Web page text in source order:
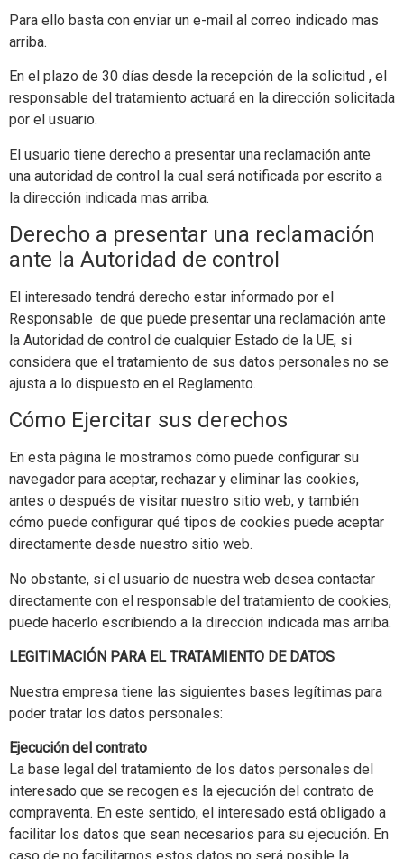
Para ello basta con enviar un e-mail al correo indicado mas
arriba.
En el plazo de 30 días desde la recepción de la solicitud , el
responsable del tratamiento actuará en la dirección solicitada
por el usuario.
El usuario tiene derecho a presentar una reclamación ante
una autoridad de control la cual será notificada por escrito a
la dirección indicada mas arriba.
Derecho a presentar una reclamación
ante la Autoridad de control
El interesado tendrá derecho estar informado por el
Responsable de que puede presentar una reclamación ante
la Autoridad de control de cualquier Estado de la UE, si
considera que el tratamiento de sus datos personales no se
ajusta a lo dispuesto en el Reglamento.
Cómo Ejercitar sus derechos
En esta página le mostramos cómo puede configurar su
navegador para aceptar, rechazar y eliminar las cookies,
antes o después de visitar nuestro sitio web, y también
cómo puede configurar qué tipos de cookies puede aceptar
directamente desde nuestro sitio web.
No obstante, si el usuario de nuestra web desea contactar
directamente con el responsable del tratamiento de cookies,
puede hacerlo escribiendo a la dirección indicada mas arriba.
LEGITIMACIÓN PARA EL TRATAMIENTO DE DATOS
Nuestra empresa tiene las siguientes bases legítimas para
poder tratar los datos personales:
Ejecución del contrato
La base legal del tratamiento de los datos personales del
interesado que se recogen es la ejecución del contrato de
compraventa. En este sentido, el interesado está obligado a
facilitar los datos que sean necesarios para su ejecución. En